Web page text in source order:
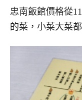
忠南飯館價格從
的菜，小菜大菜